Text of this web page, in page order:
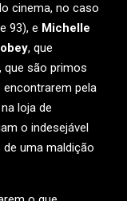
cinema, no caso
93), e Michelle
, que
que são primos
pela
loja de
o indesejável
uma maldição